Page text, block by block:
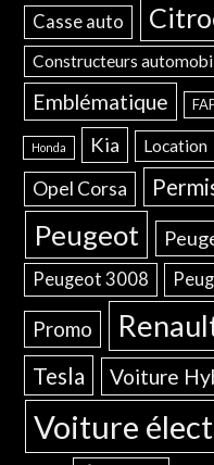
Casse auto
Constructeurs
Emblématique
Honda Kia Location
Opel Corsa
Peugeot
Peugeot 3008
Promo
Tesla Voiture
Voiture